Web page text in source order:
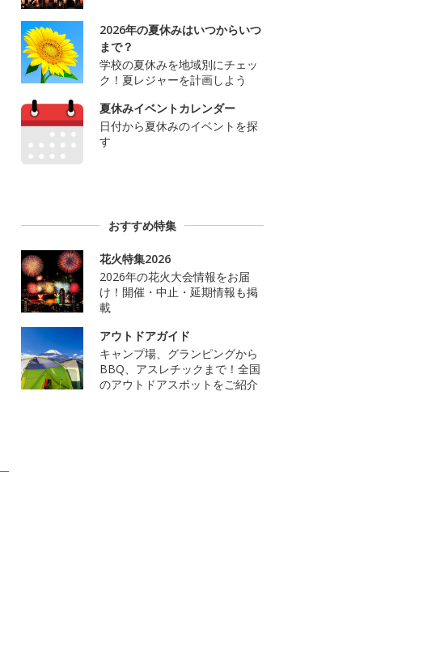
2026年の夏休みはいつからいつ
まで？
学校の夏休みを地域別にチェッ
ク！夏レジャーを計画しよう
夏休みイベントカレンダー
日付から夏休みのイベントを探
す
おすすめ特集
花火特集2026
2026年の花火大会情報をお届
け！開催・中止・延期情報も掲
載
アウトドアガイド
キャンプ場、グランピングから
BBQ、アスレチックまで！全国
のアウトドアスポットをご紹介